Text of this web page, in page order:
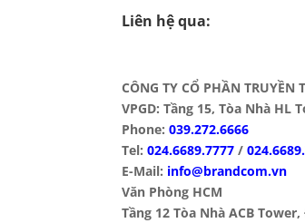
Liên hệ qua:
CÔNG TY CỔ PHẦN
VPGD: Tầng 15, Tòa Nhà HL
Phone:039.272.6666
Tel:024.6689.7777 /
E-Mail: info@brandcom.vn
Văn Phòng HCM
Tầng 12 Tòa Nhà ACB